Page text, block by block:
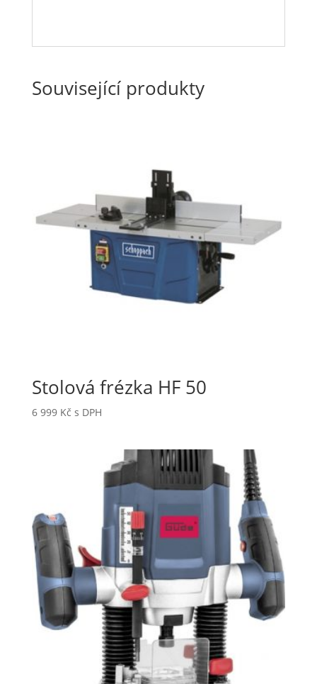
Související produkty
Stolová frézka HF 50
6 999 Kč s DPH